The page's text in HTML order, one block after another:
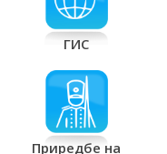
ГИС
Приредбе на